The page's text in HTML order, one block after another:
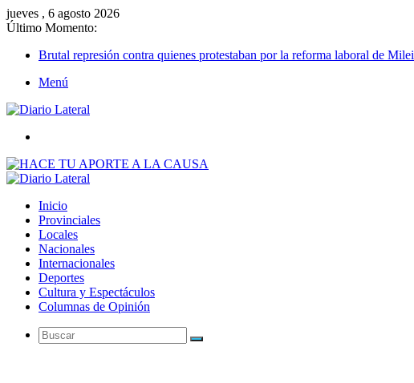
jueves , 6 agosto 2026
Último Momento:
Brutal represión contra quienes protestaban por la reforma laboral de Milei
Menú
Inicio
Provinciales
Locales
Nacionales
Internacionales
Deportes
Cultura y Espectáculos
Columnas de Opinión
Buscar